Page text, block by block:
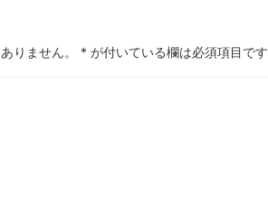
りません。 * が付いている欄は必須項目です